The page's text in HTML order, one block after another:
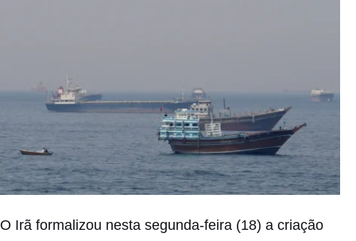
O Irã formalizou nesta segunda-feira (18) a criação